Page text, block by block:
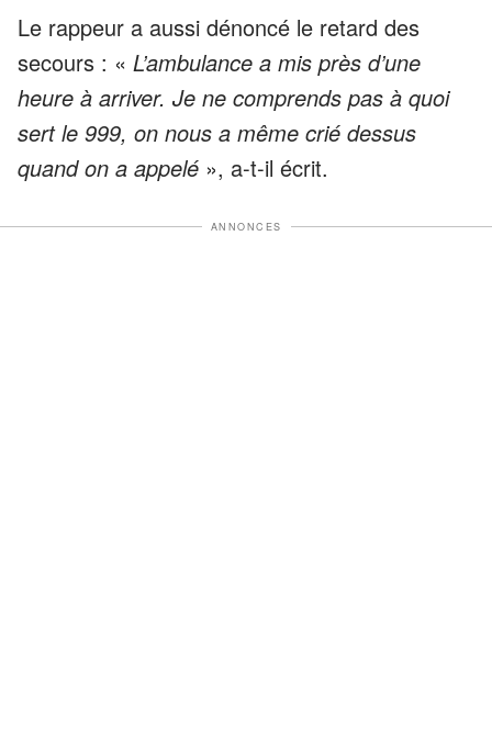
Le rappeur a aussi dénoncé le retard des
secours : « L’ambulance a mis près d’une
heure à arriver. Je ne comprends pas à quoi
sert le 999, on nous a même crié dessus
quand on a appelé », a-t-il écrit.
ANNONCES